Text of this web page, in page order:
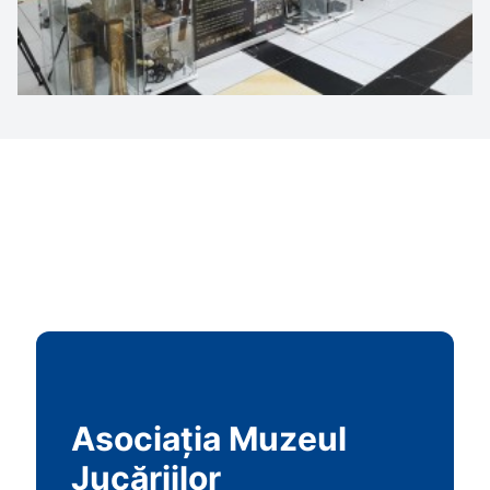
Asociația Muzeul
Jucăriilor